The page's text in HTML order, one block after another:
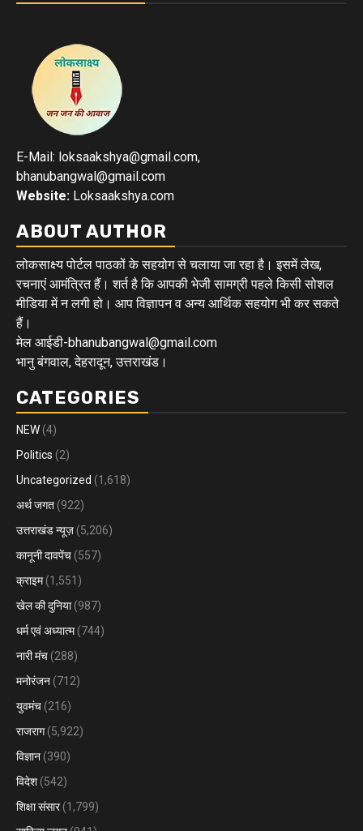
E-Mail: loksaakshya@gmail.com,
bhanubangwal@gmail.com
Website: Loksaakshya.com
ABOUT AUTHOR
लोकसाक्ष्य पोर्टल पाठकों के सहयोग से चलाया जा रहा है। इसमें लेख,
रचनाएं आमंत्रित हैं। शर्त है कि आपकी भेजी सामग्री पहले किसी सोशल
मीडिया में न लगी हो। आप विज्ञापन व अन्य आर्थिक सहयोग भी कर सकते
हैं।
मेल आईडी-bhanubangwal@gmail.com
भानु बंगवाल, देहरादून, उत्तराखंड।
CATEGORIES
NEW (4)
Politics (2)
Uncategorized (1,618)
अर्थ जगत (922)
उत्तराखंड न्यूज़ (5,206)
कानूनी दावपेंच (557)
क्राइम(1,551)
खेल की दुनिया(987)
धर्म एवं अध्यात्म(744)
नारी मंच (288)
मनोरंजन (712)
युवमंच (216)
राजराग(5,922)
विज्ञान (390)
विदेश (542)
शिक्षा संसार(1,799)